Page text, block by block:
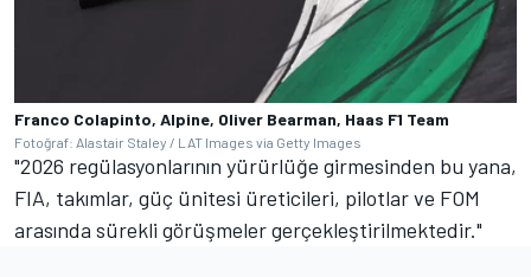
Franco Colapinto, Alpine, Oliver Bearman, Haas F1 Team
Fotoğraf: Alastair Staley / LAT Images via Getty Images
"2026 regülasyonlarının yürürlüğe girmesinden bu yana,
FIA, takımlar, güç ünitesi üreticileri, pilotlar ve FOM
arasında sürekli görüşmeler gerçekleştirilmektedir."